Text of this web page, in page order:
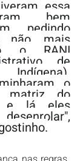
essa
bem
pedindo
não mais
o RANI
de
o
matriz do
e lá eles